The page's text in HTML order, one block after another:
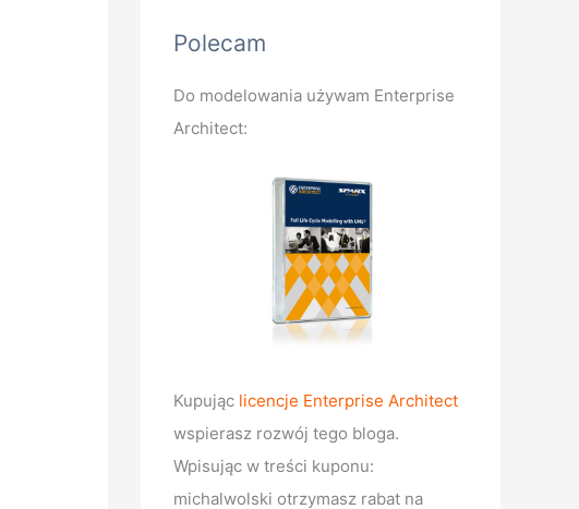
Polecam
Do modelowania używam Enterprise
Architect:
Kupując licencje Enterprise Architect
wspierasz rozwój tego bloga.
Wpisując w treści kuponu:
michalwolski otrzymasz rabat na